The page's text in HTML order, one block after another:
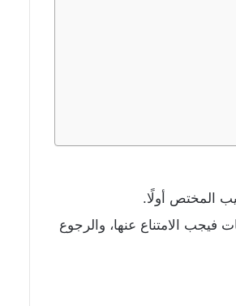
المختص أولًا.
الامتناع عنها، والرجوع